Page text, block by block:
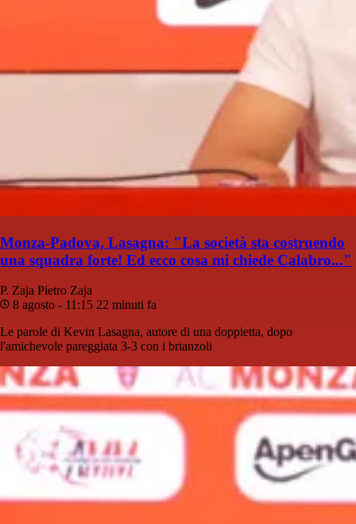
Monza-Padova, Lasagna: "La società sta costruendo
una squadra forte! Ed ecco cosa mi chiede Calabro..."
P. Zaja Pietro Zaja
8 agosto - 11:15 22 minuti fa
Le parole di Kevin Lasagna, autore di una doppietta, dopo
l'amichevole pareggiata 3-3 con i brianzoli